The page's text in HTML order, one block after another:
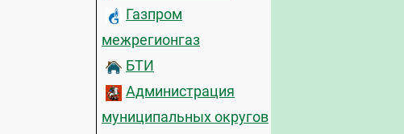
Газпром
межрегионгаз
БТИ
Администрация
муниципальных округов